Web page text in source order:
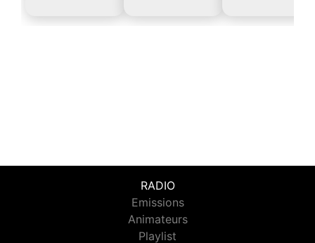
RADIO
Emissions
Animateurs
Playlist